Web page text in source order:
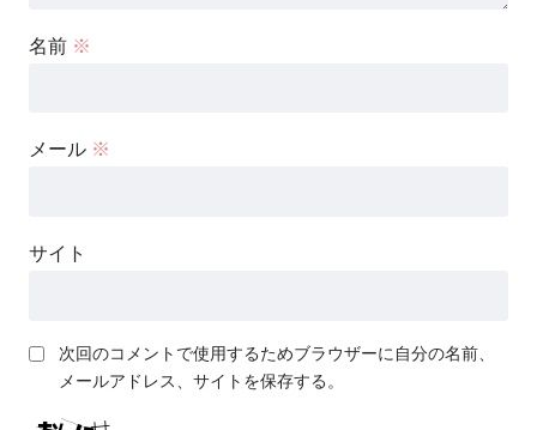
名前 ※
メール ※
サイト
次回のコメントで使用するためブラウザーに自分の名前、
メールアドレス、サイトを保存する。